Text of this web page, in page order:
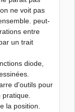
ne voit pas
peut-
entre
un trait
diode,
d'outils pour
la position.